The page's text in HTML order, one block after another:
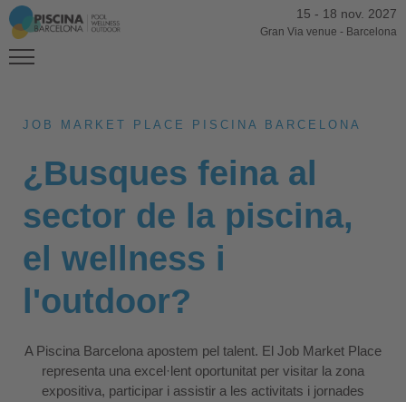
15 - 18 nov. 2027
Gran Via venue - Barcelona
JOB MARKET PLACE PISCINA BARCELONA
¿Busques feina al
sector de la piscina,
el wellness i
l'outdoor?
A Piscina Barcelona apostem pel talent. El Job Market Place
representa una excel·lent oportunitat per visitar la zona
expositiva, participar i assistir a les activitats i jornades